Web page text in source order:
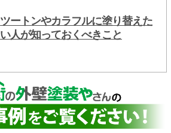
ツートンやカラフルに塗り替えた
い人が知っておくべきこと